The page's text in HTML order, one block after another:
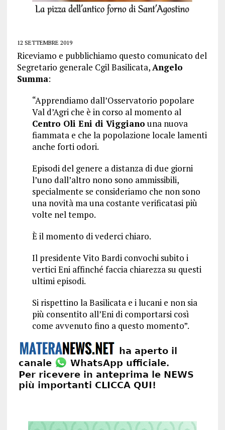
12 SETTEMBRE 2019
Riceviamo e pubblichiamo questo comunicato del
Segretario generale Cgil Basilicata,Angelo
Summa:
“Apprendiamo dall’Osservatorio popolare
Val d’Agri che è in corso al momento al
Centro Oli Eni di Viggiano una nuova
fiammata e che la popolazione locale lamenti
anche forti odori.
Episodi del genere a distanza di due giorni
l’uno dall’altro nono sono ammissibili,
specialmente se consideriamo che non sono
una novità ma una costante verificatasi più
volte nel tempo.
È il momento di vederci chiaro.
Il presidente Vito Bardi convochi subito i
vertici Eni affinché faccia chiarezza su questi
ultimi episodi.
Si rispettino la Basilicata e i lucani e non sia
più consentito all’Eni di comportarsi così
come avvenuto fino a questo momento”.